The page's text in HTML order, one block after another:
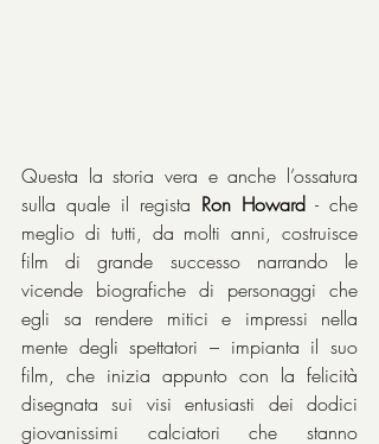
Questa la storia vera e anche l’ossatura
sulla quale il regista Ron Howard - che
meglio di tutti, da molti anni, costruisce
film di grande successo narrando le
vicende biografiche di personaggi che
egli sa rendere mitici e impressi nella
mente degli spettatori – impianta il suo
film, che inizia appunto con la felicità
disegnata sui visi entusiasti dei dodici
giovanissimi calciatori che stanno